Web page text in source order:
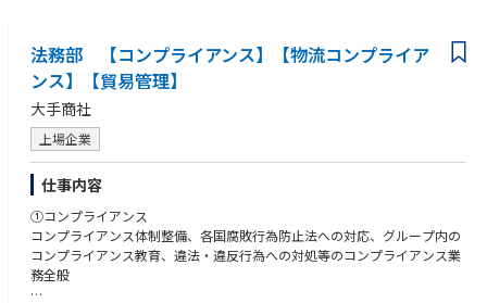
法務部 【コンプライアンス】【物流コンプライア
ンス】【貿易管理】
大手商社
上場企業
仕事内容
①コンプライアンス
コンプライアンス体制整備、各国腐敗行為防止法への対応、グループ内の
コンプライアンス教育、違法・違反行為への対処等のコンプライアンス業
務全般